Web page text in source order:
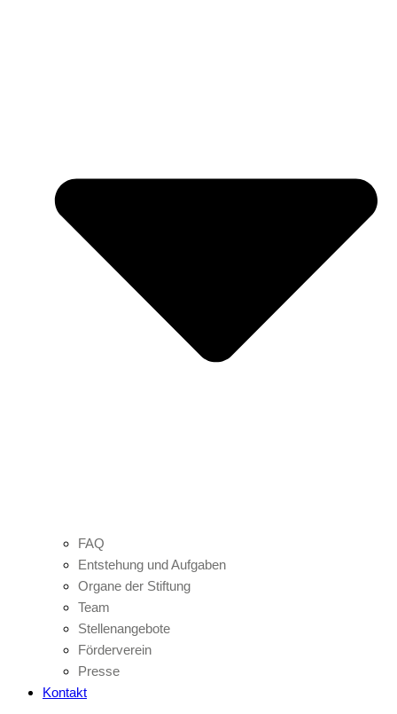
FAQ
Entstehung und Aufgaben
Organe der Stiftung
Team
Stellenangebote
Förderverein
Presse
Kontakt